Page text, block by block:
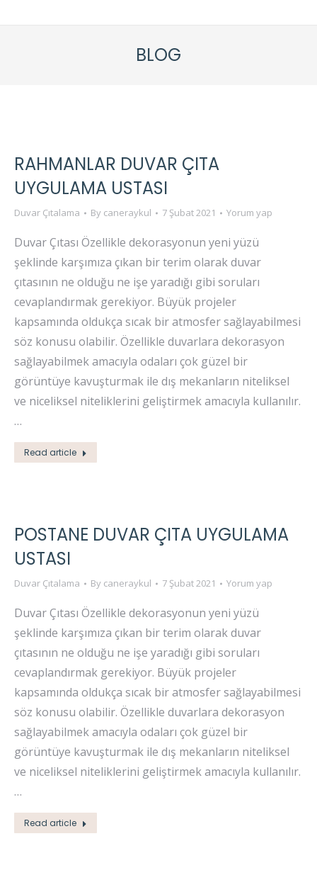
BLOG
RAHMANLAR DUVAR ÇITA
UYGULAMA USTASI
Duvar Çıtalama By caneraykul 7 Şubat 2021 Yorum yap
Duvar Çıtası Özellikle dekorasyonun yeni yüzü
şeklinde karşımıza çıkan bir terim olarak duvar
çıtasının ne olduğu ne işe yaradığı gibi soruları
cevaplandırmak gerekiyor. Büyük projeler
kapsamında oldukça sıcak bir atmosfer sağlayabilmesi
söz konusu olabilir. Özellikle duvarlara dekorasyon
sağlayabilmek amacıyla odaları çok güzel bir
görüntüye kavuşturmak ile dış mekanların niteliksel
ve niceliksel niteliklerini geliştirmek amacıyla kullanılır.
…
Read article
POSTANE DUVAR ÇITA UYGULAMA
USTASI
Duvar Çıtalama By caneraykul 7 Şubat 2021 Yorum yap
Duvar Çıtası Özellikle dekorasyonun yeni yüzü
şeklinde karşımıza çıkan bir terim olarak duvar
çıtasının ne olduğu ne işe yaradığı gibi soruları
cevaplandırmak gerekiyor. Büyük projeler
kapsamında oldukça sıcak bir atmosfer sağlayabilmesi
söz konusu olabilir. Özellikle duvarlara dekorasyon
sağlayabilmek amacıyla odaları çok güzel bir
görüntüye kavuşturmak ile dış mekanların niteliksel
ve niceliksel niteliklerini geliştirmek amacıyla kullanılır.
…
Read article